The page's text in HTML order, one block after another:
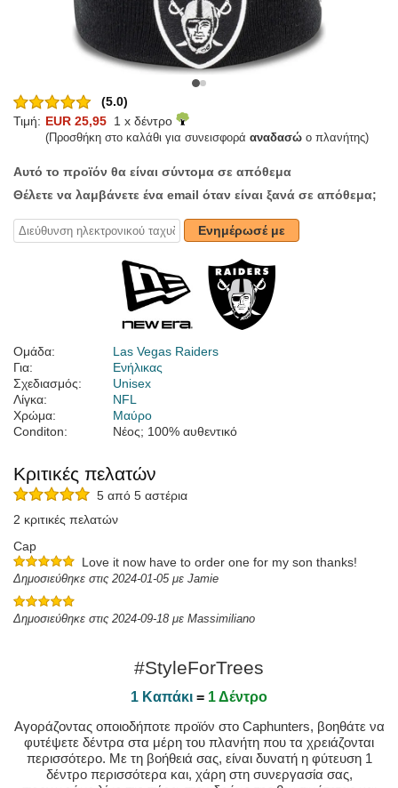
(5.0)
Τιμή: EUR 25,95 1 x δέντρο
(Προσθήκη στο καλάθι για συνεισφορά αναδασώ ο πλανήτης)
Αυτό το προϊόν θα είναι σύντομα σε απόθεμα
Θέλετε να λαμβάνετε ένα email όταν είναι ξανά σε απόθεμα;
Ενημέρωσέ με
Ομάδα:
Las Vegas Raiders
Για:
Ενήλικας
Σχεδιασμός:
Unisex
Λίγκα:
NFL
Χρώμα:
Μαύρο
Conditon:
Νέος; 100% αυθεντικό
Κριτικές πελατών
5 από 5 αστέρια
2 κριτικές πελατών
Cap
Love it now have to order one for my son thanks!
Δημοσιεύθηκε στις 2024-01-05 με Jamie
Δημοσιεύθηκε στις 2024-09-18 με Massimiliano
#StyleForTrees
1 Καπάκι = 1 Δέντρο
Αγοράζοντας οποιοδήποτε προϊόν στο Caphunters, βοηθάτε να
φυτέψετε δέντρα στα μέρη του πλανήτη που τα χρειάζονται
περισσότερο. Με τη βοήθειά σας, είναι δυνατή η φύτευση 1
δέντρο περισσότερα και, χάρη στη συνεργασία σας,